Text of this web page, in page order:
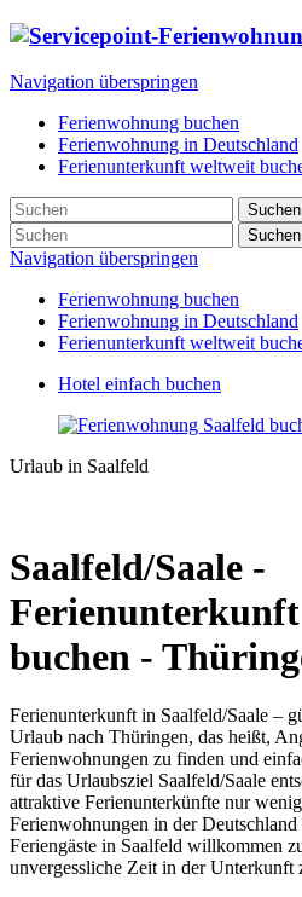
Navigation überspringen
Ferienwohnung buchen
Ferienwohnung in Deutschland
Ferienunterkunft weltweit
Suchen
Suchen
Navigation überspringen
Ferienwohnung buchen
Ferienwohnung in Deutschland
Ferienunterkunft weltweit
Hotel einfach buchen
Urlaub in Saalfeld
Saalfeld/Saale -
buchen -
Ferienunterkunft in Saalfeld/Saale –
Urlaub nach Thüringen, das heißt,
Ferienwohnungen zu finden und
für das Urlaubsziel Saalfeld/Saale
attraktive Ferienunterkünfte nur
Ferienwohnungen in der Deutschland
Feriengäste in Saalfeld willkommen
unvergessliche Zeit in der Unterkunft